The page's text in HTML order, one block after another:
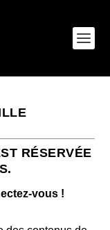
RÉSERVÉE
vous !